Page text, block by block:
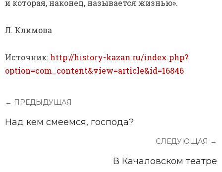
и которая, наконец, называется жизнью».
Л. Климова
Источник: http://history-kazan.ru/index.php?
option=com_content&view=article&id=16846
← ПРЕДЫДУЩАЯ
Над кем смеемся, господа?
СЛЕДУЮЩАЯ →
В Качаловском театре